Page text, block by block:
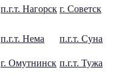
п.г.т. Нагорск г. Советск
п.г.т. Нема
п.г.т. Суна
г. Омутнинск п.г.т. Тужа